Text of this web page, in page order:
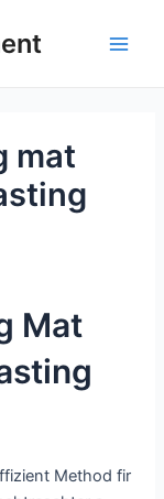
mat
Mat
Method fir